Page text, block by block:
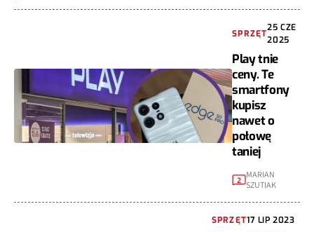
SPRZĘT
25 CZE
2025
Play tnie
ceny. Te
smartfony
kupisz
nawet o
połowę
taniej
2
MARIAN
SZUTIAK
SPRZĘT17 LIP 2023